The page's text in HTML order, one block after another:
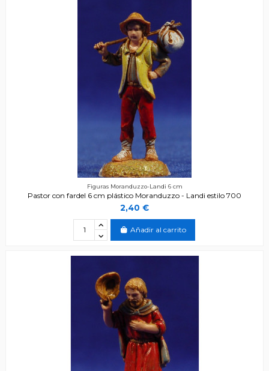
Figuras Moranduzzo-Landi 6 cm
Pastor con fardel 6 cm plástico Moranduzzo - Landi estilo 700
2,40 €
Añadir al carrito